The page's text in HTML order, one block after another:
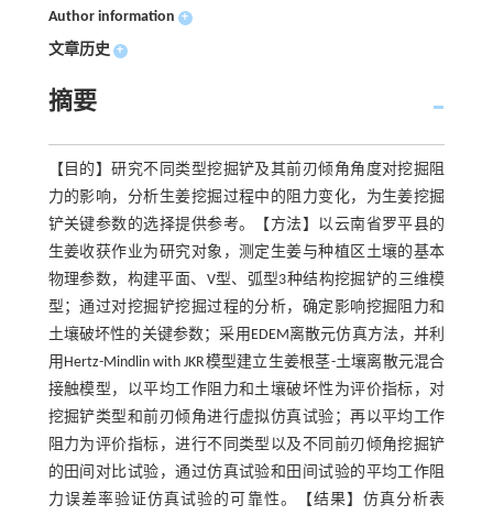
Author information +
文章历史 +
摘要
【目的】研究不同类型挖掘铲及其前刃倾角角度对挖掘阻
力的影响，分析生姜挖掘过程中的阻力变化，为生姜挖掘
铲关键参数的选择提供参考。【方法】以云南省罗平县的
生姜收获作业为研究对象，测定生姜与种植区土壤的基本
物理参数，构建平面、V型、弧型3种结构挖掘铲的三维模
型；通过对挖掘铲挖掘过程的分析，确定影响挖掘阻力和
土壤破坏性的关键参数；采用EDEM离散元仿真方法，并利
用Hertz-Mindlin with JKR模型建立生姜根茎-土壤离散元混合
接触模型，以平均工作阻力和土壤破坏性为评价指标，对
挖掘铲类型和前刃倾角进行虚拟仿真试验；再以平均工作
阻力为评价指标，进行不同类型以及不同前刃倾角挖掘铲
的田间对比试验，通过仿真试验和田间试验的平均工作阻
力误差率验证仿真试验的可靠性。【结果】仿真分析表